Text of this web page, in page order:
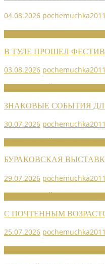
04.08.2026 pochemuchka2011
В ТУЛЕ ПРОШЕЛ
03.08.2026 pochemuchka2011
ЗНАКОВЫЕ СОБЫТИЯ
30.07.2026 pochemuchka2011
БУРАКОВСКАЯ
29.07.2026 pochemuchka2011
С ПОЧТЕННЫМ
25.07.2026 pochemuchka2011